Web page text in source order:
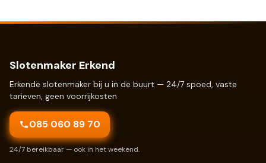
Slotenmaker Erkend
Erkende slotenmaker bij u in de buurt — 24/7 spoed, vaste
tarieven, geen voorrijkosten
085 060 89 70
24/7 bereikbaar — ook in het weekend.